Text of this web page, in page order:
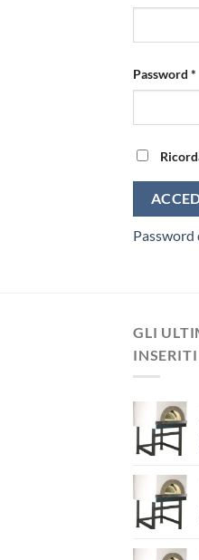
Password *
Password
GLI
INSERITI